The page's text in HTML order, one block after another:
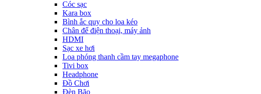
Cóc sạc
Kara box
Bình ắc quy cho loa kéo
Chân để điện thoại, máy ảnh
HDMI
Sạc xe hơi
Loa phóng thanh cầm tay megaphone
Tivi box
Headphone
Đồ Chơi
Đèn Bão